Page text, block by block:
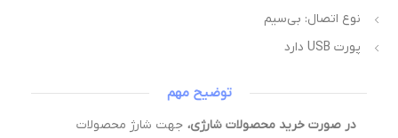
نوع اتصال: بی‌سیم
پورت USB دارد
توضیح مهم
در صورت خرید محصولات شارژی،جهت شارژ محصولات